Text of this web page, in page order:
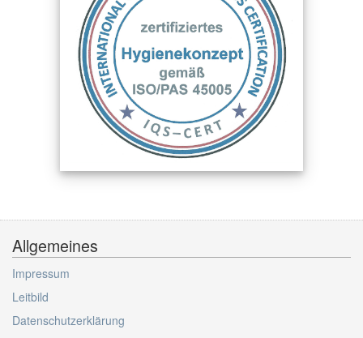
Allgemeines
Impressum
Leitbild
Datenschutzerklärung